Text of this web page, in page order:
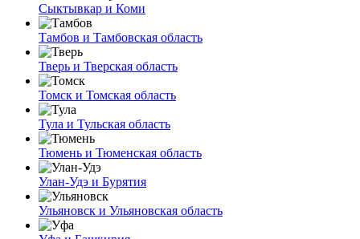
Сыктывкар и Коми
Тамбов и Тамбовская область
Тверь и Тверская область
Томск и Томская область
Тула и Тульская область
Тюмень и Тюменская область
Улан-Удэ и Бурятия
Ульяновск и Ульяновская область